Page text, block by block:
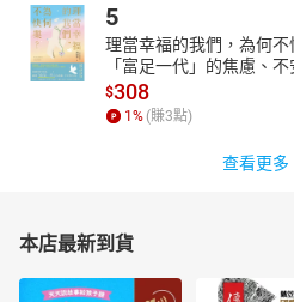
畢業於輔仁大學義大利語文學系，英
擔任過舞台劇演員，演出作品為表
亦參與過廣告、紀錄片配音，目前
好聽學院擔任聲音主播，在鏡好聽的
神》、《蒙妮卡日記》、《成為怪物
《惡童三部曲（III）第三個謊》、《
5
理當幸福的我們，為何
「富足一代」的焦慮、
$308
1 % (賺3點)
查看更多
本店最新到貨